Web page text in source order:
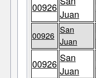
00926
Juan
00926
San
Juan
00926 San
Juan